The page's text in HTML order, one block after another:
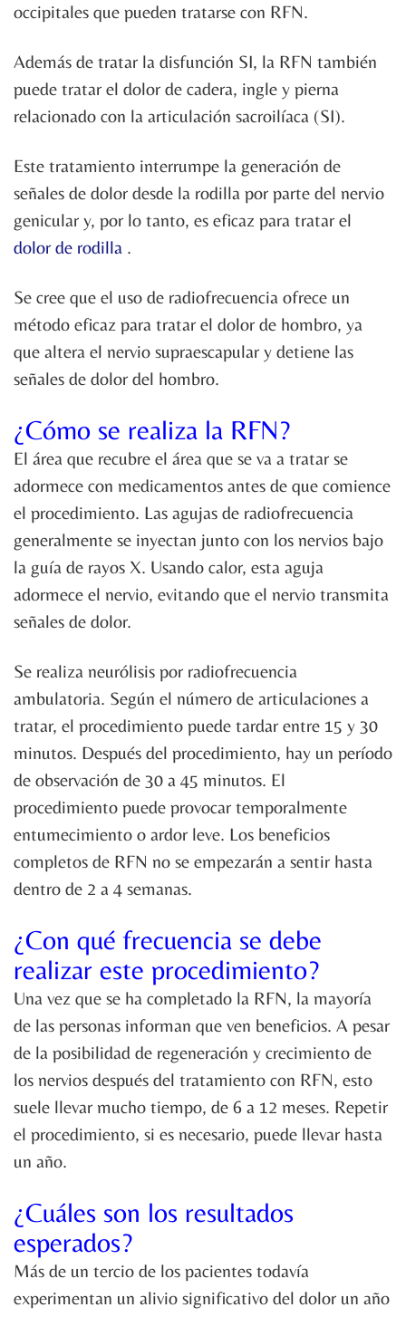
occipitales que pueden tratarse con RFN.
Además de tratar la disfunción SI, la RFN también
puede tratar el dolor de cadera, ingle y pierna
relacionado con la articulación sacroilíaca (SI).
Este tratamiento interrumpe la generación de
señales de dolor desde la rodilla por parte del nervio
genicular y, por lo tanto, es eficaz para tratar el
dolor de rodilla .
Se cree que el uso de radiofrecuencia ofrece un
método eficaz para tratar el dolor de hombro, ya
que altera el nervio supraescapular y detiene las
señales de dolor del hombro.
¿Cómo se realiza la RFN?
El área que recubre el área que se va a tratar se
adormece con medicamentos antes de que comience
el procedimiento. Las agujas de radiofrecuencia
generalmente se inyectan junto con los nervios bajo
la guía de rayos X. Usando calor, esta aguja
adormece el nervio, evitando que el nervio transmita
señales de dolor.
Se realiza neurólisis por radiofrecuencia
ambulatoria. Según el número de articulaciones a
tratar, el procedimiento puede tardar entre 15 y 30
minutos. Después del procedimiento, hay un período
de observación de 30 a 45 minutos. El
procedimiento puede provocar temporalmente
entumecimiento o ardor leve. Los beneficios
completos de RFN no se empezarán a sentir hasta
dentro de 2 a 4 semanas.
¿Con qué frecuencia se debe
realizar este procedimiento?
Una vez que se ha completado la RFN, la mayoría
de las personas informan que ven beneficios. A pesar
de la posibilidad de regeneración y crecimiento de
los nervios después del tratamiento con RFN, esto
suele llevar mucho tiempo, de 6 a 12 meses. Repetir
el procedimiento, si es necesario, puede llevar hasta
un año.
¿Cuáles son los resultados
esperados?
Más de un tercio de los pacientes todavía
experimentan un alivio significativo del dolor un año